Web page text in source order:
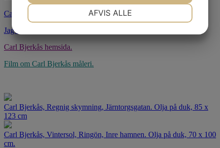
Carl Bjerkås och staden i förändring
Jag vill visa det vackra – staden genom Carl Bjerkås ögon
Carl Bjerkås hemsida.
Film om Carl Bjerkås måleri.
Carl Bjerkås, Regnig skymning, Järntorgsgatan. Olja på duk, 85 x
123 cm
Carl Bjerkås, Vintersol, Ringön, Inre hamnen. Olja på duk, 70 x 100
cm.
MARKETING
AFVIS ALLE